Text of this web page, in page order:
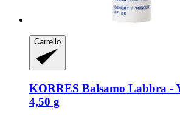
Carrello
KORRES Balsamo Labbra -​
4,50 g